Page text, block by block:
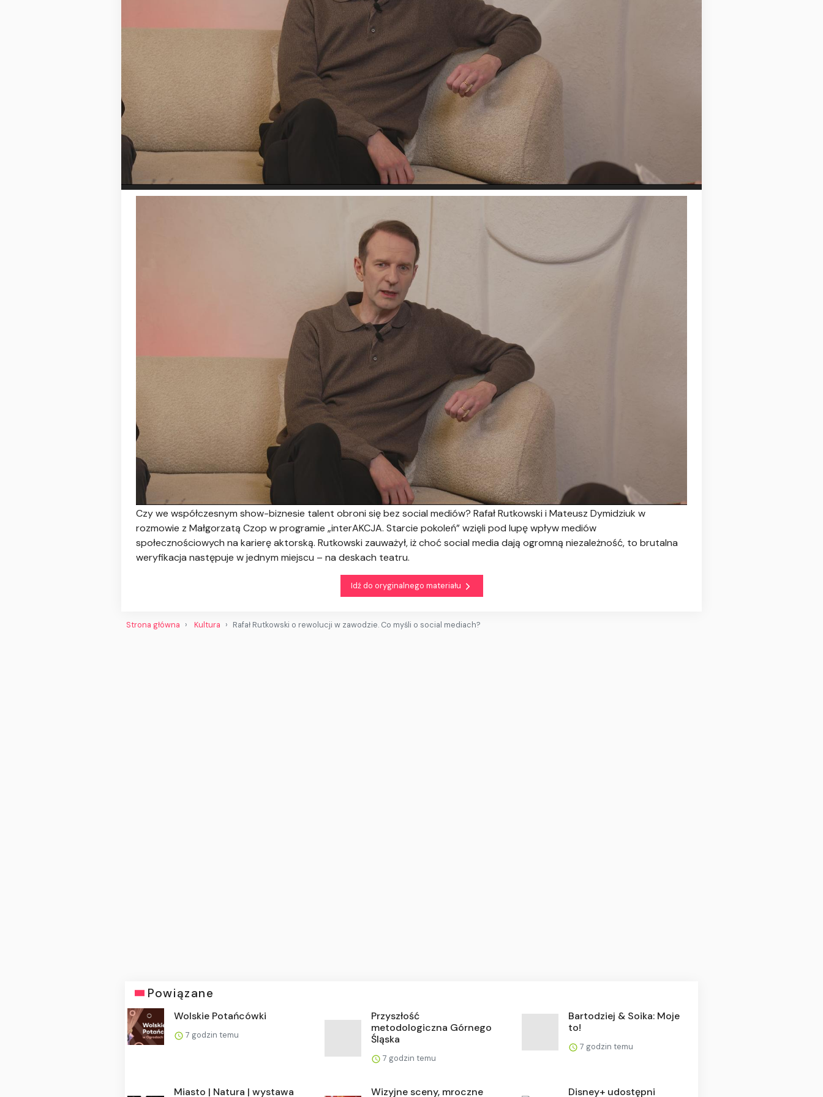
Czy we współczesnym show-biznesie talent obroni się bez social mediów? Rafał Rutkowski i Mateusz Dymidziuk w
rozmowie z Małgorzatą Czop w programie „interAKCJA. Starcie pokoleń” wzięli pod lupę wpływ mediów
społecznościowych na karierę aktorską. Rutkowski zauważył, iż choć social media dają ogromną niezależność, to brutalna
weryfikacja następuje w jednym miejscu – na deskach teatru.
Idź do oryginalnego materiału
Strona główna Kultura Rafał Rutkowski o rewolucji w zawodzie. Co myśli o social mediach?
Powiązane
Wolskie Potańcówki
7 godzin temu
Przyszłość
metodologiczna Górnego
Śląska
7 godzin temu
Bartodziej & Soika: Moje
to!
7 godzin temu
Miasto | Natura | wystawa
Wizyjne sceny, mroczne
Disney+ udostępni